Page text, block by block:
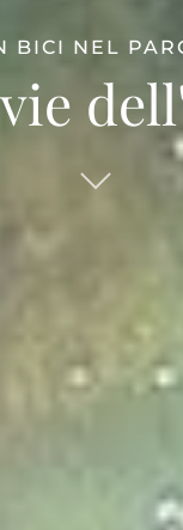
BICI NEL